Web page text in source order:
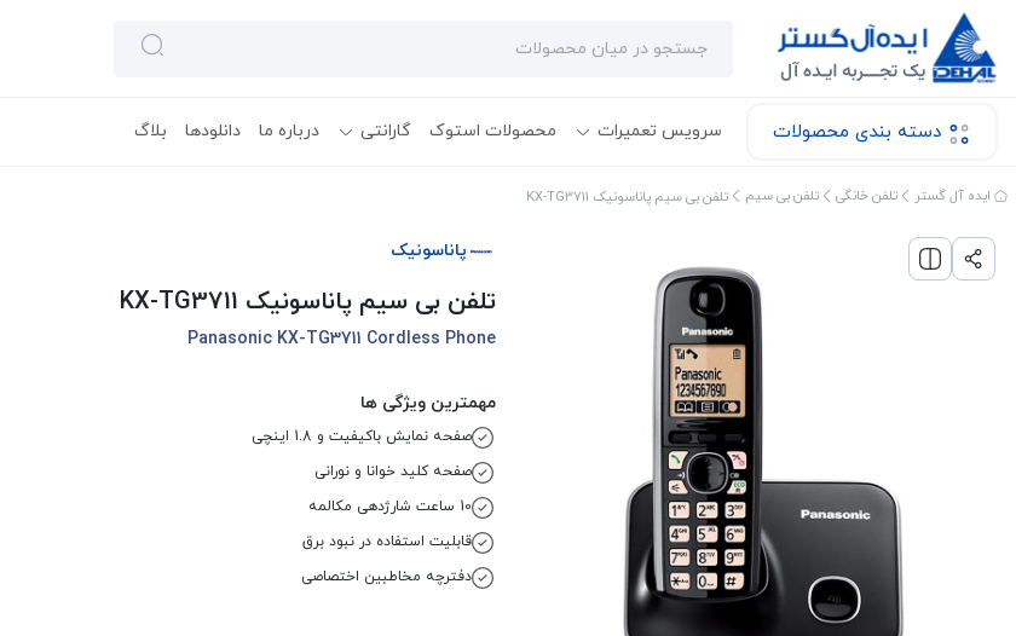
دسته بندی محصولات سرویس تعمیرات محصولات استوک گارانتی درباره ما دانلودها بلاگ
ایده آل گستر تلفن خانگی تلفن بی سیم تلفن بی سیم پاناسونیک KX-TG3711
پاناسونیک
تلفن بی سیم پاناسونیک KX-TG3711
Panasonic KX-TG3711 Cordless Phone
مهمترین ویژگی ها
صفحه نمایش باکیفیت و 1.8 اینچی
صفحه کلید خوانا و نورانی
10 ساعت شارژدهی مکالمه
قابلیت استفاده در نبود برق
دفترچه مخاطبین اختصاصی